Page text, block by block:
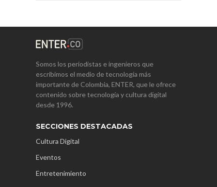
Somos los periodistas e ingenieros que
escribimos el medio de tecnología más
importante de Colombia, ENTER, que le ofrece
contenido sobre tecnología y cultura digital
desde 1996.
SECCIONES DESTACADAS
Cultura Digital
Eventos
Entretenimiento